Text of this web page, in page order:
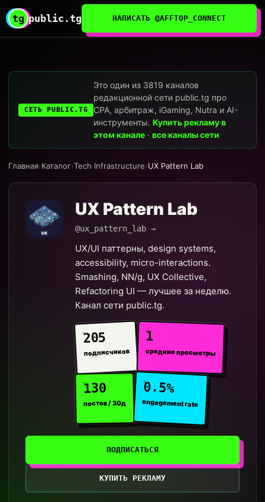
tg public.tg НАПИСАТЬ @AFFTOP_CONNECT
СЕТЬ PUBLIC.TG
Это один из 3819 каналов
редакционной сети public.tg про
CPA, арбитраж, iGaming, Nutra и AI-
инструменты.Купить рекламу в
этом канале ·все каналы сети
Главная›Каталог›Tech Infrastructure›UX Pattern Lab
UX Pattern Lab
@ux_pattern_lab →
UX/UI паттерны, design systems,
accessibility, micro-interactions.
Smashing, NN/g, UX Collective,
Refactoring UI — лучшее за неделю.
Канал сети public.tg.
205
подписчиков
1
средние просмотры
130
постов / 30д
0.5%
engagement rate
ПОДПИСАТЬСЯ
КУПИТЬ РЕКЛАМУ